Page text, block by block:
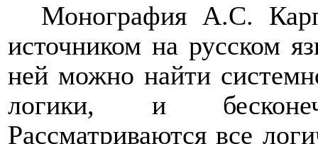
Монография А.С.
источником на русском
ней можно найти
логики, и
Рассматриваются все